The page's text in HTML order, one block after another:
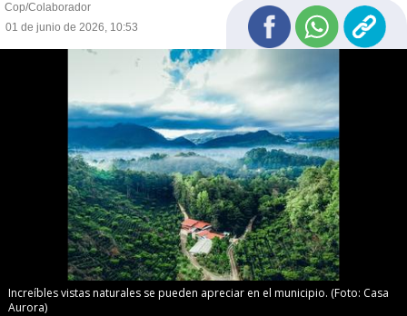
Cop/Colaborador
01 de junio de 2026, 10:53
Increíbles vistas naturales se pueden apreciar en el municipio. (Foto: Casa
Aurora)